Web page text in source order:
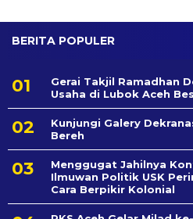
BERITA POPULER
Gerai Takjil Ramadhan
Usaha di Lubok Aceh
Kunjungi Galery
Bereh
Menggugat Jahilnya
Ilmuwan Politik USK
Cara Berpikir Kolonial